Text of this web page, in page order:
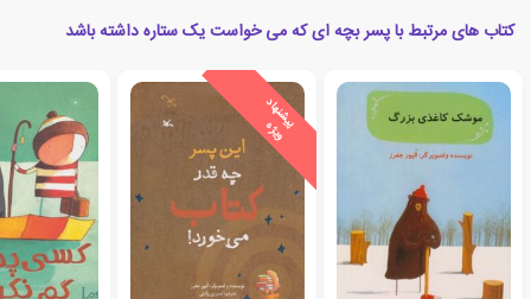
کتاب های مرتبط با پسر بچه ای که می خواست یک ستاره داشته باشد
پ
ی
ش
ن
ه
ا
د
و
ی
ژ
ه